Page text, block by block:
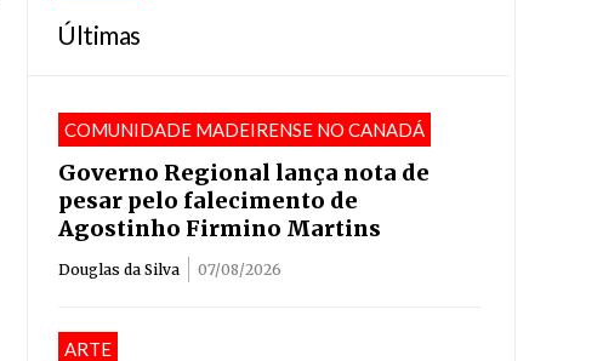
Últimas
COMUNIDADE MADEIRENSE NO CANADÁ
Governo Regional lança nota de
pesar pelo falecimento de
Agostinho Firmino Martins
Douglas da Silva 07/08/2026
ARTE